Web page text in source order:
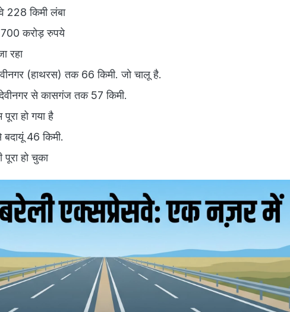
228 किमी लंबा
करोड़ रुपये
रहा
(हाथरस) तक 66 किमी. जो चालू है.
से कासगंज तक 57 किमी.
हो गया है
46 किमी.
हो चुका